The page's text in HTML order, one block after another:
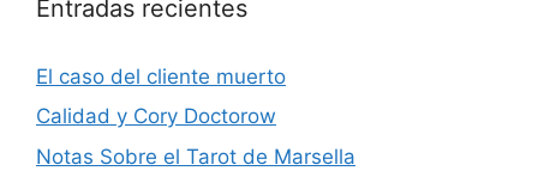
Entradas recientes
El caso del cliente muerto
Calidad y Cory Doctorow
Notas Sobre el Tarot de Marsella